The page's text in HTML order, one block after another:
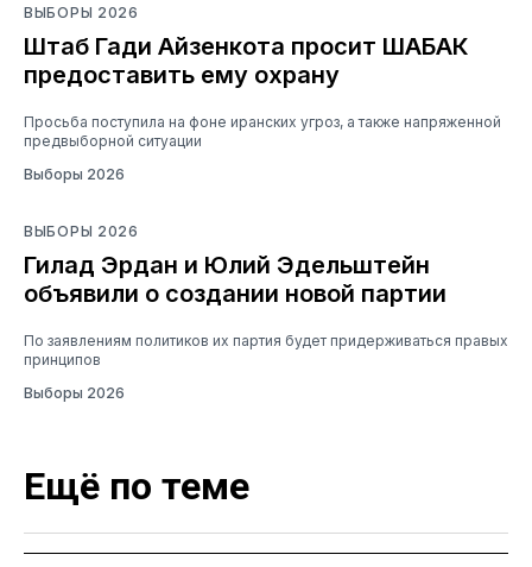
ВЫБОРЫ 2026
Штаб Гади Айзенкота просит ШАБАК
предоставить ему охрану
Просьба поступила на фоне иранских угроз, а также напряженной
предвыборной ситуации
Выборы 2026
ВЫБОРЫ 2026
Гилад Эрдан и Юлий Эдельштейн
объявили о создании новой партии
По заявлениям политиков их партия будет придерживаться правых
принципов
Выборы 2026
Ещё по теме